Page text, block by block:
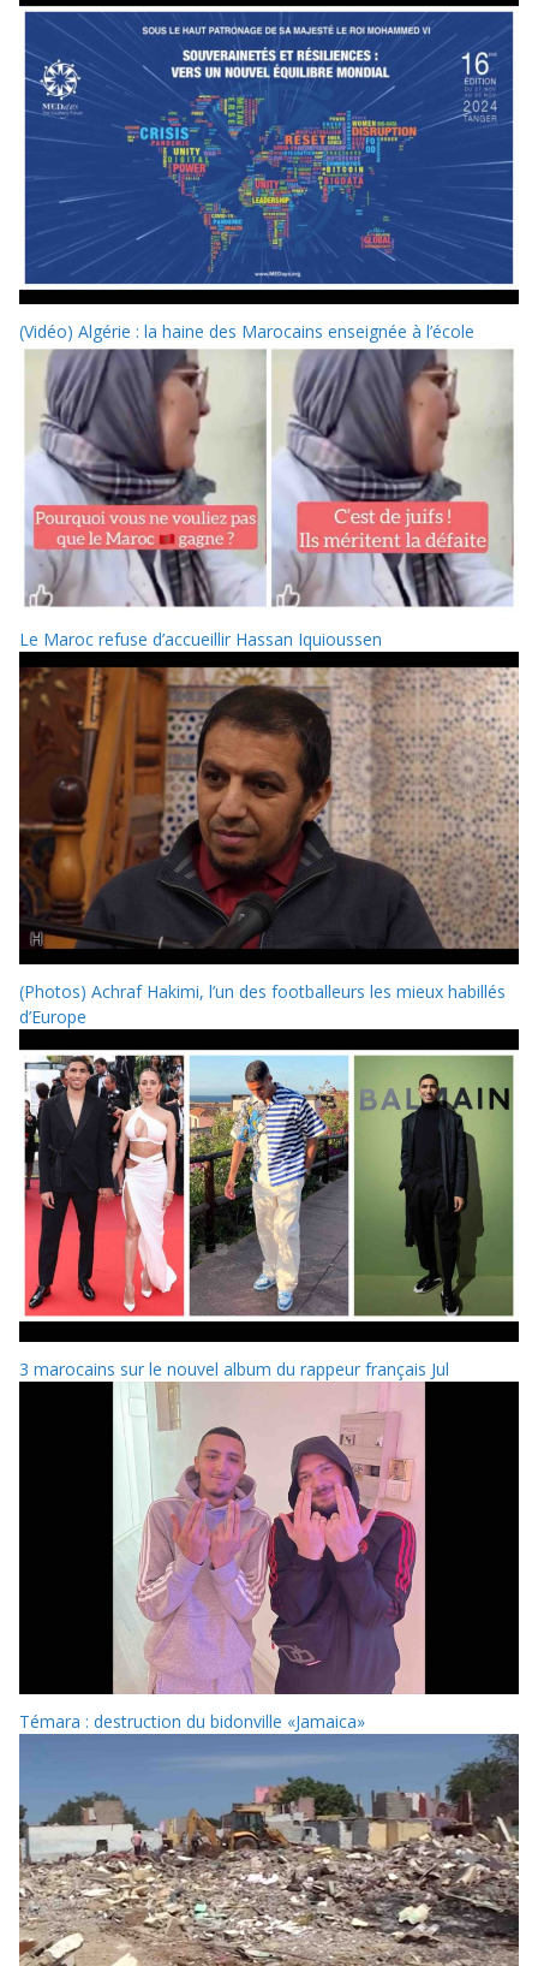
(Vidéo) Algérie : la haine des Marocains enseignée à l’école
Le Maroc refuse d’accueillir Hassan Iquioussen
(Photos) Achraf Hakimi, l’un des footballeurs les mieux habillés
d’Europe
3 marocains sur le nouvel album du rappeur français Jul
Témara : destruction du bidonville «Jamaica»